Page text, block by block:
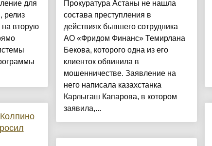
для
релиз
на вторую
Прокуратура Астаны не нашла
состава преступления в
действиях бывшего сотрудника
АО «Фридом Финанс» Темирлана
Бекова, которого одна из его
клиенток обвинила в
мошенничестве. Заявление на
него написала казахстанка
Карлыгаш Капарова, в котором
заявила,...